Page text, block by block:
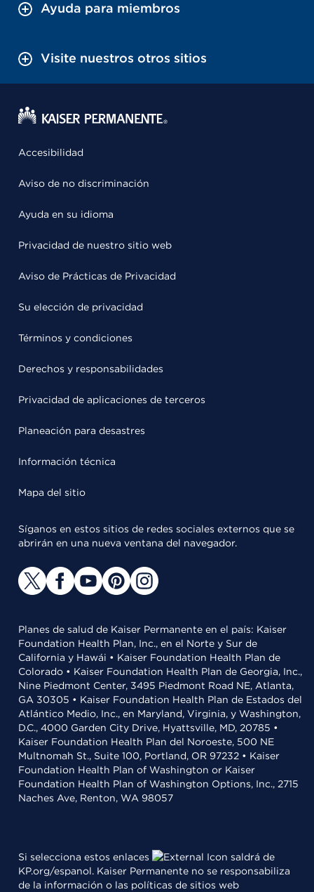
Ayuda para miembros
Visite nuestros otros sitios
Accesibilidad
Aviso de no discriminación
Ayuda en su idioma
Privacidad de nuestro sitio web
Aviso de Prácticas de Privacidad
Su elección de privacidad
Términos y condiciones
Derechos y responsabilidades
Privacidad de aplicaciones de terceros
Planeación para desastres
Información técnica
Mapa del sitio
Síganos en estos sitios de redes sociales externos que se
abrirán en una nueva ventana del navegador.
Planes de salud de Kaiser Permanente en el país: Kaiser
Foundation Health Plan, Inc., en el Norte y Sur de
California y Hawái • Kaiser Foundation Health Plan de
Colorado • Kaiser Foundation Health Plan de Georgia, Inc.,
Nine Piedmont Center, 3495 Piedmont Road NE, Atlanta,
GA 30305 • Kaiser Foundation Health Plan de Estados del
Atlántico Medio, Inc., en Maryland, Virginia, y Washington,
D.C., 4000 Garden City Drive, Hyattsville, MD, 20785 •
Kaiser Foundation Health Plan del Noroeste, 500 NE
Multnomah St., Suite 100, Portland, OR 97232 • Kaiser
Foundation Health Plan of Washington or Kaiser
Foundation Health Plan of Washington Options, Inc., 2715
Naches Ave, Renton, WA 98057
Si selecciona estos enlaces
saldrá de
KP.org/espanol. Kaiser Permanente no se responsabiliza
de la información o las políticas de sitios web